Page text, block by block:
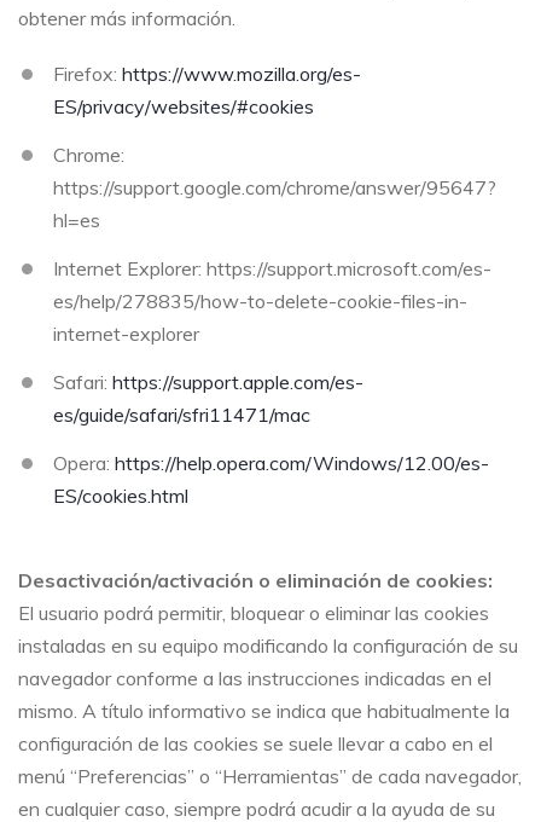
obtener más información.
Firefox: https://www.mozilla.org/es-
ES/privacy/websites/#cookies
Chrome:
https://support.google.com/chrome/answer/95647?
hl=es
Internet Explorer: https://support.microsoft.com/es-
es/help/278835/how-to-delete-cookie-files-in-
internet-explorer
Safari: https://support.apple.com/es-
es/guide/safari/sfri11471/mac
Opera: https://help.opera.com/Windows/12.00/es-
ES/cookies.html
Desactivación/activación o eliminación de cookies:
El usuario podrá permitir, bloquear o eliminar las cookies
instaladas en su equipo modificando la configuración de su
navegador conforme a las instrucciones indicadas en el
mismo. A título informativo se indica que habitualmente la
configuración de las cookies se suele llevar a cabo en el
menú “Preferencias” o “Herramientas” de cada navegador,
en cualquier caso, siempre podrá acudir a la ayuda de su